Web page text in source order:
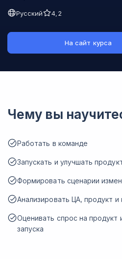
Русский 4,2
На сайт курса
Чему вы
Работать в команде
Запускать и улучшать
Формировать сценарии
Анализировать ЦА, продукт и
Оценивать спрос на продукт
запуска